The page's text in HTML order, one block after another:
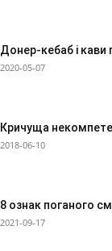
Донер-кебаб і кави
2020-05-07
Кричуща
2018-06-10
8 ознак поганого
2021-09-17